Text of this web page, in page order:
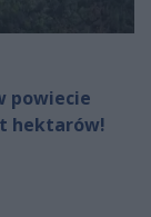
powiecie
hektarów!